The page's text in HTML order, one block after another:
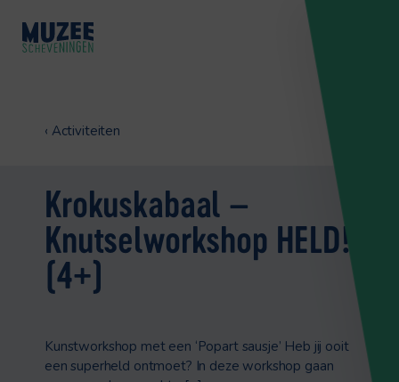
‹ Activiteiten
Krokuskabaal –
Knutselworkshop HELD!
(4+)
Kunstworkshop met een ‘Popart sausje’ Heb jij ooit
een superheld ontmoet? In deze workshop gaan